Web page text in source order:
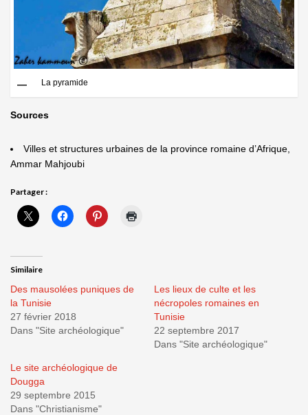
La pyramide
Sources
Villes et structures urbaines de la province romaine d’Afrique,
Ammar Mahjoubi
Partager :
Similaire
Des mausolées puniques de
la Tunisie
27 février 2018
Dans "Site archéologique"
Les lieux de culte et les
nécropoles romaines en
Tunisie
22 septembre 2017
Dans "Site archéologique"
Le site archéologique de
Dougga
29 septembre 2015
Dans "Christianisme"